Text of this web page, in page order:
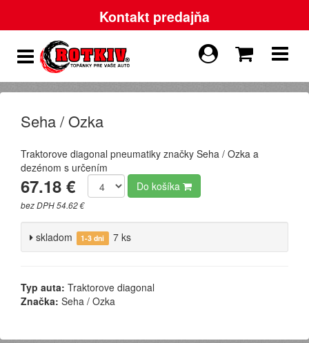
Kontakt predajňa
Seha / Ozka
Traktorove diagonal pneumatiky značky Seha / Ozka a
dezénom s určením
67.18 €
bez DPH 54.62 €
Do košíka
skladom 1-3 dni 7 ks
Typ auta: Traktorove diagonal
Značka: Seha / Ozka